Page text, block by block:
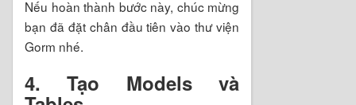
Nếu hoàn thành bước này, chúc mừng
bạn đã đặt chân đầu tiên vào thư viện
Gorm nhé.
4. Tạo Models và